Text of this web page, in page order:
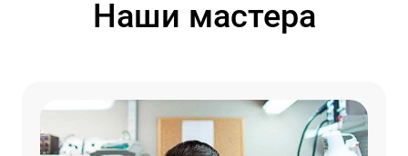
Наши мастера